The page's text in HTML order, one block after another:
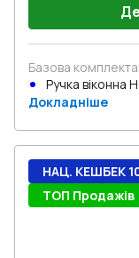
Базова
Ручка віконна
Докладніше
НАЦ. КЕШБЕК
ТОП Продажів